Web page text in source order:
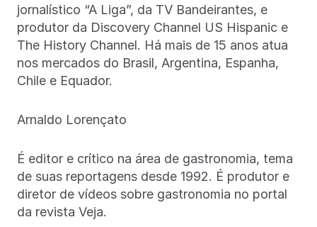
jornalístico “A Liga”, da TV Bandeirantes, e
produtor da Discovery Channel US Hispanic e
The History Channel. Há mais de 15 anos atua
nos mercados do Brasil, Argentina, Espanha,
Chile e Equador.
Arnaldo Lorençato
É editor e crítico na área de gastronomia, tema
de suas reportagens desde 1992. É produtor e
diretor de vídeos sobre gastronomia no portal
da revista Veja.